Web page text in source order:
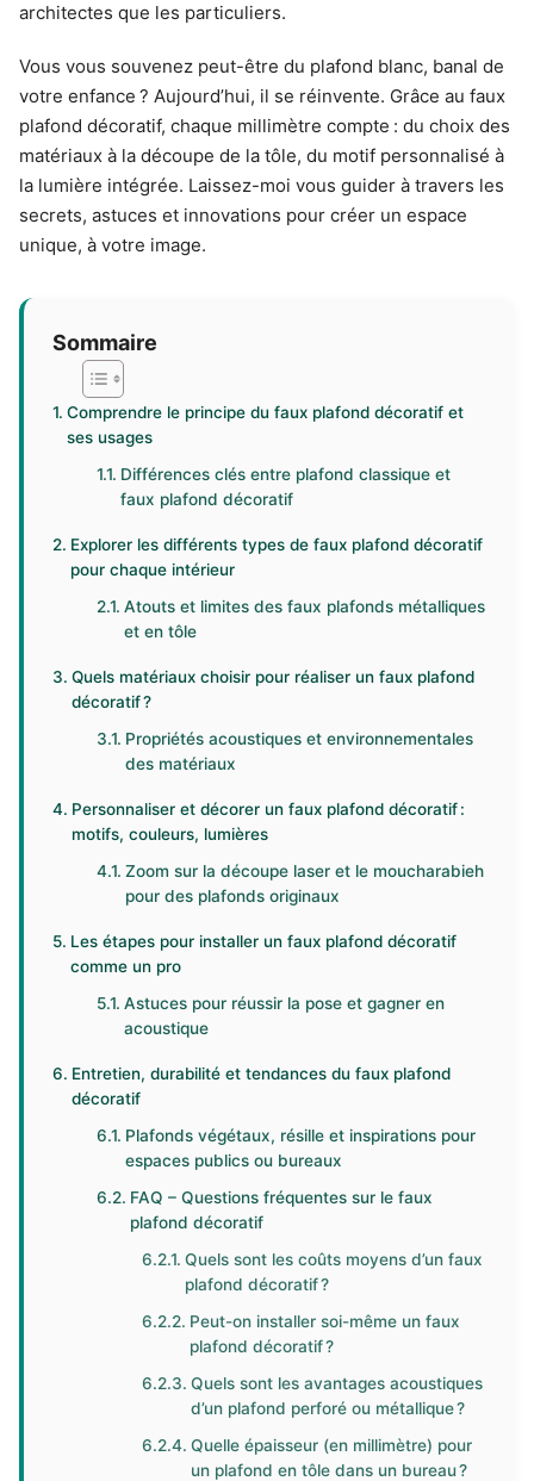
architectes que les particuliers.
Vous vous souvenez peut-être du plafond blanc, banal de
votre enfance ? Aujourd’hui, il se réinvente. Grâce au faux
plafond décoratif, chaque millimètre compte : du choix des
matériaux à la découpe de la tôle, du motif personnalisé à
la lumière intégrée. Laissez-moi vous guider à travers les
secrets, astuces et innovations pour créer un espace
unique, à votre image.
Sommaire
Comprendre le principe du faux plafond décoratif et
ses usages
Différences clés entre plafond classique et
faux plafond décoratif
Explorer les différents types de faux plafond décoratif
pour chaque intérieur
Atouts et limites des faux plafonds métalliques
et en tôle
Quels matériaux choisir pour réaliser un faux plafond
décoratif ?
Propriétés acoustiques et environnementales
des matériaux
Personnaliser et décorer un faux plafond décoratif :
motifs, couleurs, lumières
Zoom sur la découpe laser et le moucharabieh
pour des plafonds originaux
Les étapes pour installer un faux plafond décoratif
comme un pro
Astuces pour réussir la pose et gagner en
acoustique
Entretien, durabilité et tendances du faux plafond
décoratif
Plafonds végétaux, résille et inspirations pour
espaces publics ou bureaux
FAQ – Questions fréquentes sur le faux
plafond décoratif
Quels sont les coûts moyens d’un faux
plafond décoratif ?
Peut-on installer soi-même un faux
plafond décoratif ?
Quels sont les avantages acoustiques
d’un plafond perforé ou métallique ?
Quelle épaisseur (en millimètre) pour
un plafond en tôle dans un bureau ?